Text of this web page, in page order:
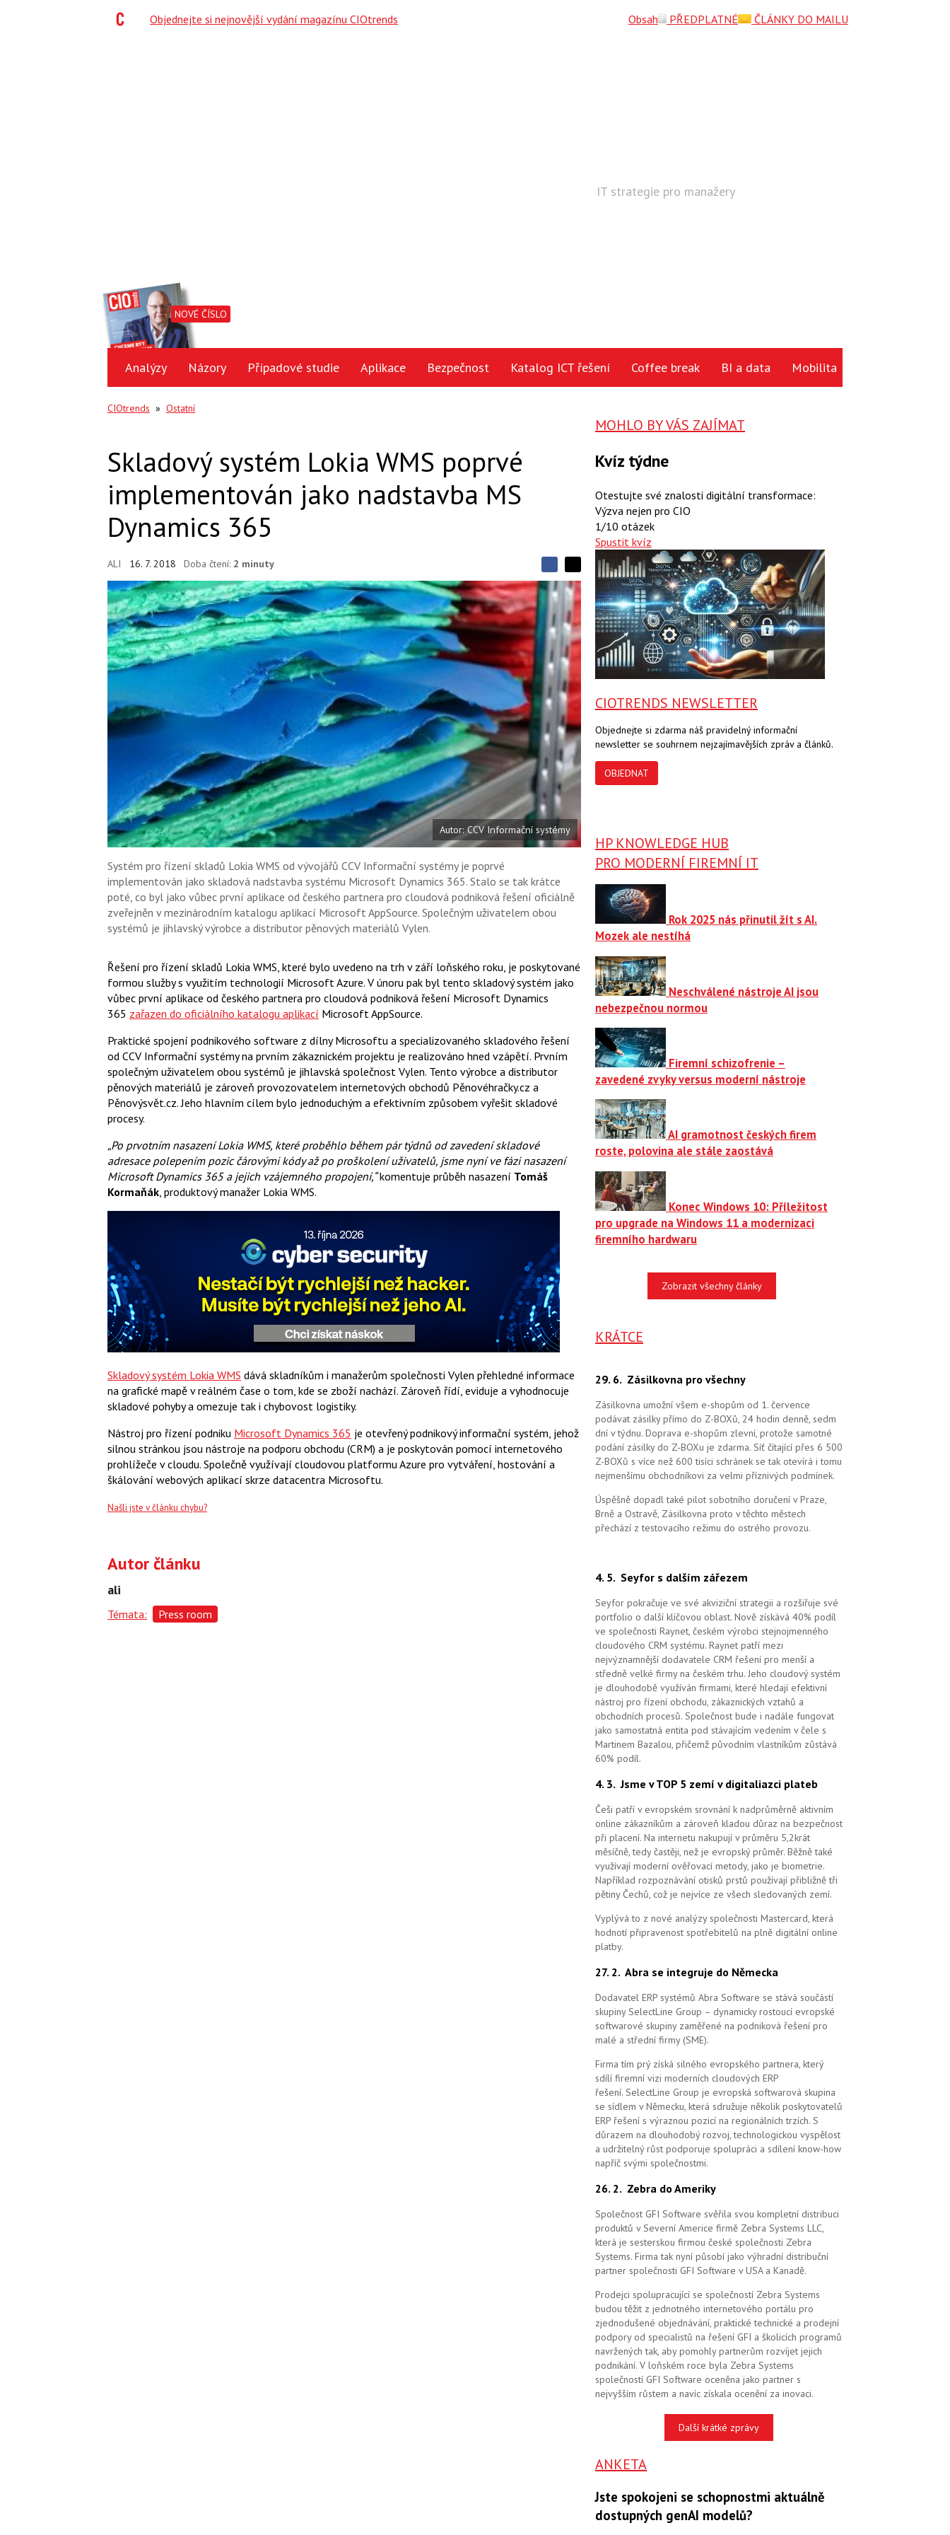
NOVÉ ČÍSLO
IT strategie pro manažery
Analýzy Názory Případové studie Aplikace Bezpečnost Katalog ICT řešení Coffee break BI a data Mobilita
CIOtrends » Ostatní
Skladový systém Lokia WMS poprvé
implementován jako nadstavba MS
Dynamics 365
ALI 16. 7. 2018 Doba čtení: 2 minuty
S
d
í
l
t
S
í
e
j
t
e
n
a
c
e
b
o
o
d
í
j
t
n
s
í
t
X
Autor: CCV Informační systémy
Systém pro řízení skladů Lokia WMS od vývojářů CCV Informační systémy je poprvé
implementován jako skladová nadstavba systému Microsoft Dynamics 365. Stalo se tak krátce
poté, co byl jako vůbec první aplikace od českého partnera pro cloudová podniková řešení oficiálně
zveřejněn v mezinárodním katalogu aplikací Microsoft AppSource. Společným uživatelem obou
systémů je jihlavský výrobce a distributor pěnových materiálů Vylen.
Řešení pro řízení skladů Lokia WMS, které bylo uvedeno na trh v září loňského roku, je poskytované
formou služby s využitím technologií Microsoft Azure. V únoru pak byl tento skladový systém jako
vůbec první aplikace od českého partnera pro cloudová podniková řešení Microsoft Dynamics
365 zařazen do oficiálního katalogu aplikací Microsoft AppSource.
Praktické spojení podnikového software z dílny Microsoftu a specializovaného skladového řešení
od CCV Informační systémy na prvním zákaznickém projektu je realizováno hned vzápětí. Prvním
společným uživatelem obou systémů je jihlavská společnost Vylen. Tento výrobce a distributor
pěnových materiálů je zároveň provozovatelem internetových obchodů Pěnovéhračky.cz a
Pěnovýsvět.cz. Jeho hlavním cílem bylo jednoduchým a efektivním způsobem vyřešit skladové
procesy.
„Po prvotním nasazení Lokia WMS, které proběhlo během pár týdnů od zavedení skladové
adresace polepením pozic čárovými kódy až po proškolení uživatelů, jsme nyní ve fázi nasazení
Microsoft Dynamics 365 a jejich vzájemného propojení,“komentuje průběh nasazení Tomáš
Kormaňák , produktový manažer Lokia WMS.
Skladový systém Lokia WMS dává skladníkům i manažerům společnosti Vylen přehledné informace
na grafické mapě v reálném čase o tom, kde se zboží nachází. Zároveň řídí, eviduje a vyhodnocuje
skladové pohyby a omezuje tak i chybovost logistiky.
Nástroj pro řízení podniku Microsoft Dynamics 365 je otevřený podnikový informační systém, jehož
silnou stránkou jsou nástroje na podporu obchodu (CRM) a je poskytován pomocí internetového
prohlížeče v cloudu. Společně využívají cloudovou platformu Azure pro vytváření, hostování a
škálování webových aplikací skrze datacentra Microsoftu.
Našli jste v článku chybu?
Autor článku
ali
Témata: Press room
MOHLO BY VÁS ZAJÍMAT
Kvíz týdne
Otestujte své znalosti digitální transformace:
Výzva nejen pro CIO
1/10 otázek
Spustit kvíz
CIOTRENDS NEWSLETTER
Objednejte si zdarma náš pravidelný informační
newsletter se souhrnem nejzajímavějších zpráv a článků.
OBJEDNAT
HP KNOWLEDGE HUB
PRO MODERNÍ FIREMNÍ IT
Rok 2025 nás přinutil žít s AI.
Mozek ale nestíhá
Neschválené nástroje AI jsou
nebezpečnou normou
Firemní schizofrenie –
zavedené zvyky versus moderní nástroje
AI gramotnost českých firem
roste, polovina ale stále zaostává
Konec Windows 10: Příležitost
pro upgrade na Windows 11 a modernizaci
firemního hardwaru
Zobrazit všechny články
KRÁTCE
29. 6. Zásilkovna pro všechny
Zásilkovna umožní všem e-shopům od 1. července
podávat zásilky přímo do Z-BOXů, 24 hodin denně, sedm
dní v týdnu. Doprava e-shopům zlevní, protože samotné
podání zásilky do Z-BOXu je zdarma. Síť čítající přes 6 500
Z-BOXů s více než 600 tisíci schránek se tak otevírá i tomu
nejmenšímu obchodníkovi za velmi příznivých podmínek.
Úspěšně dopadl také pilot sobotního doručení v Praze,
Brně a Ostravě, Zásilkovna proto v těchto městech
přechází z testovacího režimu do ostrého provozu.
4. 5. Seyfor s dalším zářezem
Seyfor pokračuje ve své akviziční strategii a rozšiřuje své
portfolio o další klíčovou oblast. Nově získává 40% podíl
ve společnosti Raynet, českém výrobci stejnojmenného
cloudového CRM systému. Raynet patří mezi
nejvýznamnější dodavatele CRM řešení pro menší a
středně velké firmy na českém trhu. Jeho cloudový systém
je dlouhodobě využíván firmami, které hledají efektivní
nástroj pro řízení obchodu, zákaznických vztahů a
obchodních procesů. Společnost bude i nadále fungovat
jako samostatná entita pod stávajícím vedením v čele s
Martinem Bazalou, přičemž původním vlastníkům zůstává
60% podíl.
4. 3.Jsme v TOP 5 zemí v digitaliazci plateb
Češi patří v evropském srovnání k nadprůměrně aktivním
online zákazníkům a zároveň kladou důraz na bezpečnost
při placení. Na internetu nakupují v průměru 5,2krát
měsíčně, tedy častěji, než je evropský průměr. Běžně také
využívají moderní ověřovací metody, jako je biometrie.
Například rozpoznávání otisků prstů používají přibližně tři
pětiny Čechů, což je nejvíce ze všech sledovaných zemí.
Vyplývá to z nové analýzy společnosti Mastercard, která
hodnotí připravenost spotřebitelů na plně digitální online
platby.
27. 2. Abra se integruje do Německa
Dodavatel ERP systémů Abra Software se stává součástí
skupiny SelectLine Group – dynamicky rostoucí evropské
softwarové skupiny zaměřené na podniková řešení pro
malé a střední firmy (SME).
Firma tím prý získá silného evropského partnera, který
sdílí firemní vizi moderních cloudových ERP
řešení. SelectLine Group je evropská softwarová skupina
se sídlem v Německu, která sdružuje několik poskytovatelů
ERP řešení s výraznou pozicí na regionálních trzích. S
důrazem na dlouhodobý rozvoj, technologickou vyspělost
a udržitelný růst podporuje spolupráci a sdílení know-how
napříč svými společnostmi.
26. 2. Zebra do Ameriky
Společnost GFI Software svěřila svou kompletní distribuci
produktů v Severní Americe firmě Zebra Systems LLC,
která je sesterskou firmou české společnosti Zebra
Systems. Firma tak nyní působí jako výhradní distribuční
partner společnosti GFI Software v USA a Kanadě.
Prodejci spolupracující se společností Zebra Systems
budou těžit z jednotného internetového portálu pro
zjednodušené objednávání, praktické technické a prodejní
podpory od specialistů na řešení GFI a školicích programů
navržených tak, aby pomohly partnerům rozvíjet jejich
podnikání. V loňském roce byla Zebra Systems
společností GFI Software oceněna jako partner s
nejvyšším růstem a navíc získala ocenění za inovaci.
Další krátké zprávy
ANKETA
Jste spokojeni se schopnostmi aktuálně
dostupných genAI modelů?
Objednejte si nejnovější vydání magazínu CIOtrends Obsah PŘEDPLATNÉ ČLÁNKY DO MAILU